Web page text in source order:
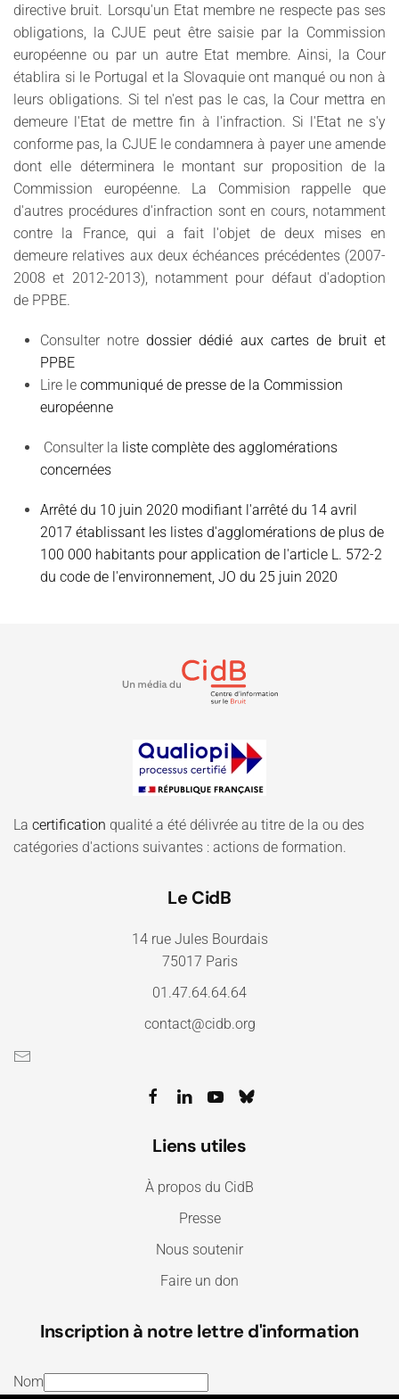
directive bruit. Lorsqu'un Etat membre ne respecte pas ses
obligations, la CJUE peut être saisie par la Commission
européenne ou par un autre Etat membre. Ainsi, la Cour
établira si le Portugal et la Slovaquie ont manqué ou non à
leurs obligations. Si tel n'est pas le cas, la Cour mettra en
demeure l'Etat de mettre fin à l'infraction. Si l'Etat ne s'y
conforme pas, la CJUE le condamnera à payer une amende
dont elle déterminera le montant sur proposition de la
Commission européenne. La Commision rappelle que
d'autres procédures d'infraction sont en cours, notamment
contre la France, qui a fait l'objet de deux mises en
demeure relatives aux deux échéances précédentes (2007-
2008 et 2012-2013), notamment pour défaut d'adoption
de PPBE.
Consulter notre dossier dédié aux cartes de bruit et
PPBE
Lire le communiqué de presse de la Commission
européenne
Consulter la liste complète des agglomérations
concernées
Arrêté du 10 juin 2020 modifiant l'arrêté du 14 avril
2017 établissant les listes d'agglomérations de plus de
100 000 habitants pour application de l'article L. 572-2
du code de l'environnement, JO du 25 juin 2020
La certification qualité a été délivrée au titre de la ou des
catégories d'actions suivantes : actions de formation.
Le CidB
14 rue Jules Bourdais
75017 Paris
01.47.64.64.64
contact@cidb.org
Liens utiles
À propos du CidB
Presse
Nous soutenir
Faire un don
Inscription à notre lettre d'information
Nom